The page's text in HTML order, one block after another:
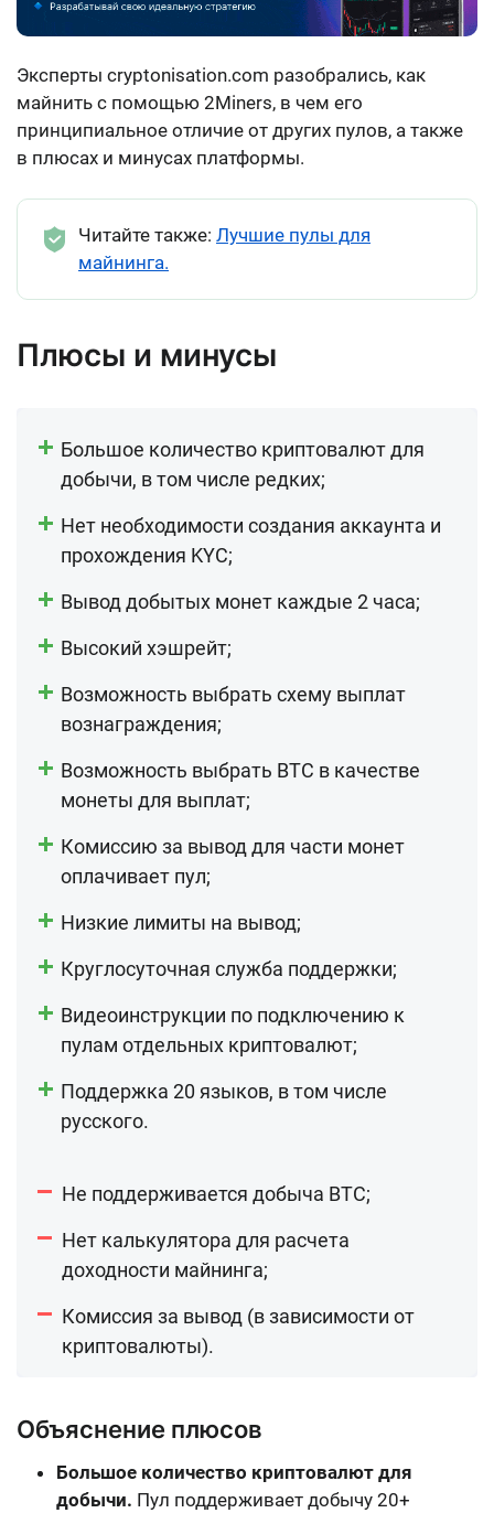
Эксперты сryptonisation.com разобрались, как
майнить с помощью 2Miners, в чем его
принципиальное отличие от других пулов, а также
в плюсах и минусах платформы.
Читайте также: Лучшие пулы для
майнинга.
Плюсы и минусы
Большое количество криптовалют для
добычи, в том числе редких;
Нет необходимости создания аккаунта и
прохождения KYC;
Вывод добытых монет каждые 2 часа;
Высокий хэшрейт;
Возможность выбрать схему выплат
вознаграждения;
Возможность выбрать BTC в качестве
монеты для выплат;
Комиссию за вывод для части монет
оплачивает пул;
Низкие лимиты на вывод;
Круглосуточная служба поддержки;
Видеоинструкции по подключению к
пулам отдельных криптовалют;
Поддержка 20 языков, в том числе
русского.
Не поддерживается добыча BTC;
Нет калькулятора для расчета
доходности майнинга;
Комиссия за вывод (в зависимости от
криптовалюты).
Объяснение плюсов
Большое количество криптовалют для
добычи. Пул поддерживает добычу 20+